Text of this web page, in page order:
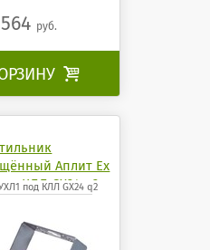
руб.

Аплит Ех
КЛЛ GX24 q2
под КЛЛ GX24 q2